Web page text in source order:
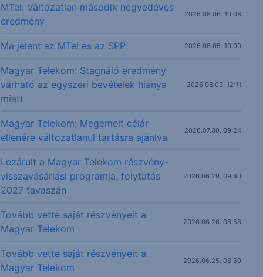
MTel: Változatlan második negyedéves
eredmény
2026.08.06. 10:08
Ma jelent az MTel és az SPP 2026.08.05. 10:00
Magyar Telekom: Stagnáló eredmény
várható az egyszeri bevételek hiánya
miatt
2026.08.03. 12:11
Magyar Telekom: Megemelt célár
ellenére változatlanul tartásra ajánlva
2026.07.30. 09:24
Lezárult a Magyar Telekom részvény-
visszavásárlási programja, folytatás
2027 tavaszán
2026.06.29. 09:40
Tovább vette saját részvényeit a
Magyar Telekom
2026.06.26. 08:58
Tovább vette saját részvényeit a
Magyar Telekom
2026.06.25. 08:50